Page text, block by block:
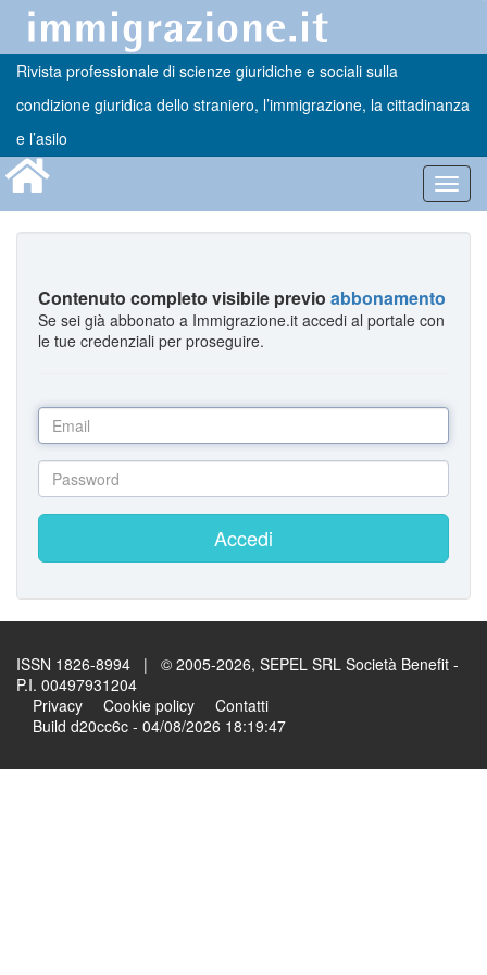
Rivista professionale di scienze giuridiche e sociali sulla
condizione giuridica dello straniero, l’immigrazione, la cittadinanza
e l’asilo
Contenuto completo visibile previo abbonamento
Se sei già abbonato a Immigrazione.it accedi al portale con
le tue credenziali per proseguire.
Accedi
ISSN 1826-8994 | © 2005-2026, SEPEL SRL Società Benefit -
P.I. 00497931204
Privacy
Cookie policy
Contatti
Build d20cc6c - 04/08/2026 18:19:47